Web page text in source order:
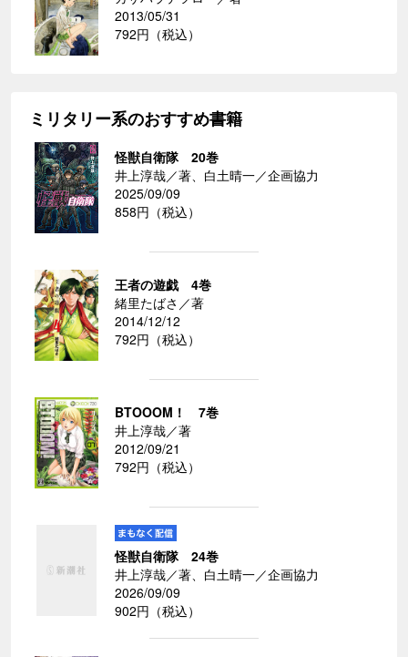
2013/05/31
792円（税込）
ミリタリー系のおすすめ書籍
怪獣自衛隊 20巻
井上淳哉／著、白土晴一／企画協力
2025/09/09
858円（税込）
王者の遊戯 4巻
緒里たばさ／著
2014/12/12
792円（税込）
BTOOOM！ 7巻
井上淳哉／著
2012/09/21
792円（税込）
怪獣自衛隊 24巻
井上淳哉／著、白土晴一／企画協力
2026/09/09
902円（税込）